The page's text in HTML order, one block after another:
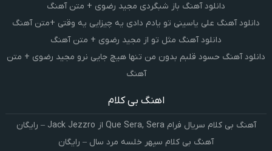
دانلود آهنگ باز شبگردی مجید رضوی + متن آهنگ
دانلود آهنگ علی یاسینی تو یادم دادی یه چیزایی یه وقتی +متن آهنگ
دانلود آهنگ مثل تو از مجید رضوی + متن آهنگ
دانلود آهنگ حسود قلبم بدون من تنها هیچ جایی نرو مجید رضوی + متن
آهنگ
اهنگ بی کلام
آهنگ بی کلام سریال فرام Que Sera, Sera از Jack Jezzro – رایگان
آهنگ بی کلام سپهر خلسه مرد سال – رایگان